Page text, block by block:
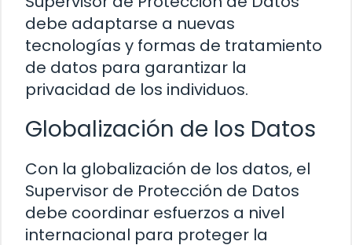
debe adaptarse a nuevas
tecnologías y formas de tratamiento
de datos para garantizar la
privacidad de los individuos.
Globalización de los Datos
Con la globalización de los datos, el
Supervisor de Protección de Datos
debe coordinar esfuerzos a nivel
internacional para proteger la